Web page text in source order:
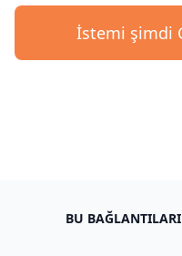
İstemi şimdi
BU